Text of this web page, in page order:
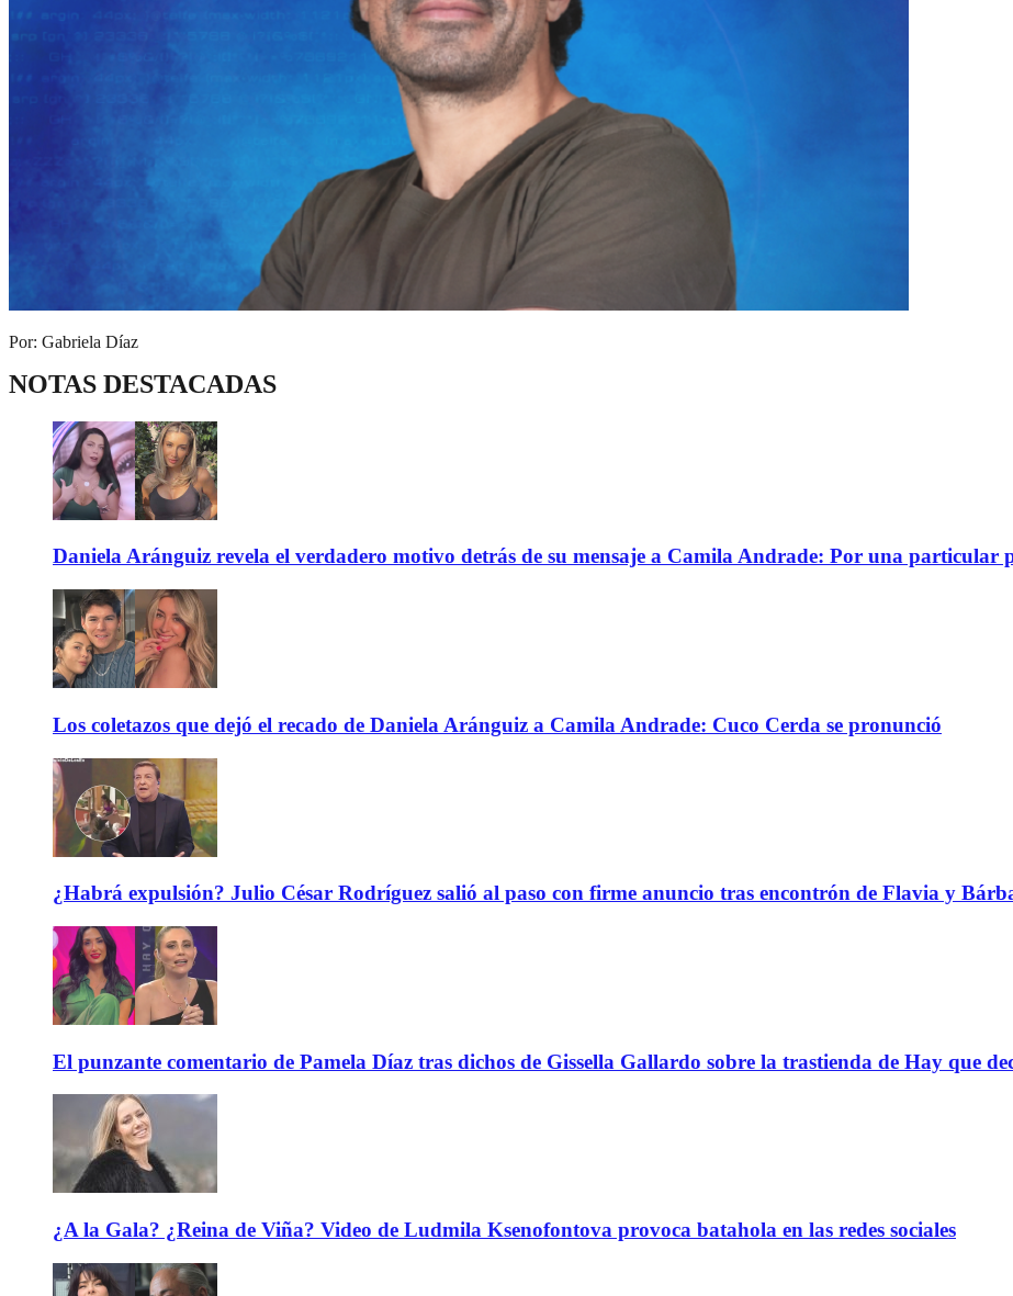
Por: Gabriela Díaz
NOTAS DESTACADAS
Daniela Aránguiz revela el verdadero motivo detrás de su mensaje a Camila Andrade: Por una particular
Los coletazos que dejó el recado de Daniela Aránguiz a Camila Andrade: Cuco Cerda se pronunció
¿Habrá expulsión? Julio César Rodríguez salió al paso con firme anuncio tras encontrón de Flavia y
El punzante comentario de Pamela Díaz tras dichos de Gissella Gallardo sobre la trastienda de Hay que
¿A la Gala? ¿Reina de Viña? Video de Ludmila Ksenofontova provoca batahola en las redes sociales